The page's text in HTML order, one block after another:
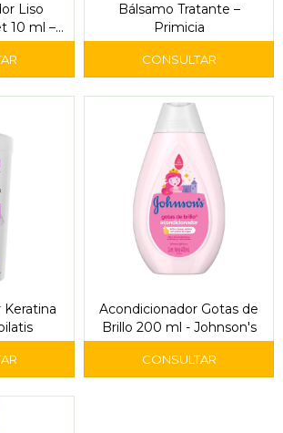
Liso
10 ml –
Bálsamo Tratante –
Primicia
Acondicionador Gotas de
Brillo 200 ml - Johnson's